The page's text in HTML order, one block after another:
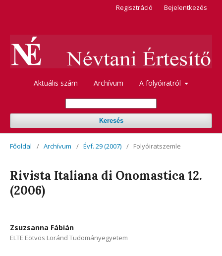
Aktuális szám Archívum A folyóiratról
Keresés
Regisztráció Bejelentkezés
Főoldal / Archívum / Évf. 29 (2007) / Folyóiratszemle
Rivista Italiana di Onomastica 12.
(2006)
Zsuzsanna Fábián
ELTE Eötvös Loránd Tudományegyetem